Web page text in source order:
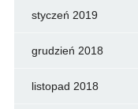
styczeń 2019
grudzień 2018
listopad 2018